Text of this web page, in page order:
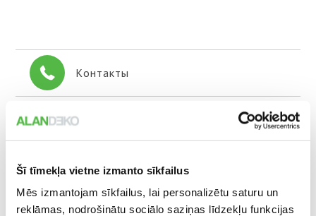
Šī tīmekļa vietne izmanto sīkfailus
Mēs izmantojam sīkfailus, lai personalizētu saturu un
reklāmas, nodrošinātu sociālo saziņas līdzekļu funkcijas
Контакты
+371 671 342 30
maskavas@k-rauta.lv